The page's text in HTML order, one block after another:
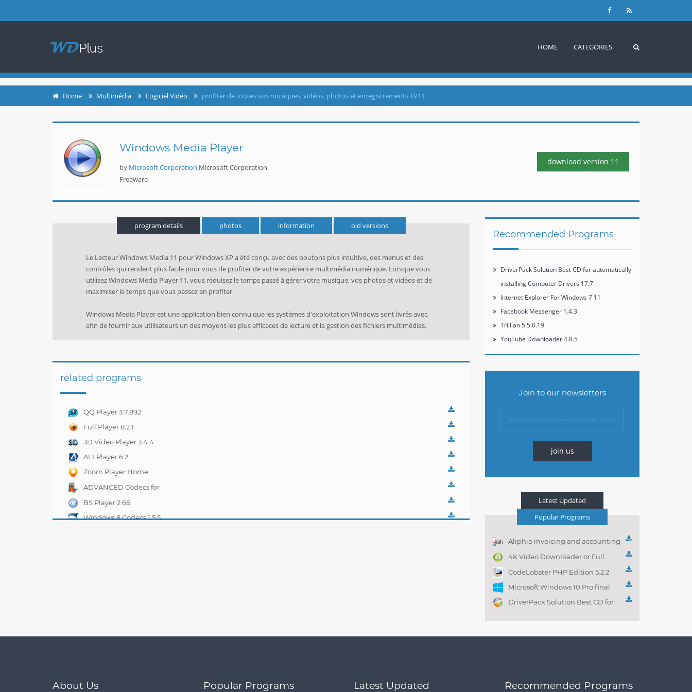
HOME CATEGORIES
Home Multimédia Logiciel Vidéo profiter de toutes vos musiques, vidéos, photos et enregistrements TV11
Windows Media Player
by Microsoft Corporation Microsoft Corporation
Freeware
download version 11
program details photos information old versions
Le Lecteur Windows Media 11 pour Windows XP a été conçu avec des boutons plus intuitive, des menus et des
contrôles qui rendent plus facile pour vous de profiter de votre expérience multimédia numérique. Lorsque vous
utilisez Windows Media Player 11, vous réduisez le temps passé à gérer votre musique, vos photos et vidéos et de
maximiser le temps que vous passez en profiter.
Windows Media Player est une application bien connu que les systèmes d'exploitation Windows sont livrés avec,
afin de fournir aux utilisateurs un des moyens les plus efficaces de lecture et la gestion des fichiers multimédias.
related programs
QQ Player 3.7.892
Full Player 8.2.1
3D Video Player 3.4.4
ALLPlayer 6.2
Zoom Player Home
ADVANCED Codecs for
Windows 7 and 8 7.4.1
BS.Player 2.66
Windows 8 Codecs 1.5.5
Recommended Programs
DriverPack Solution Best CD for automatically
installing Computer Drivers 17.7
Internet Explorer For Windows 7 11
Facebook Messenger 1.4.3
Trillian 5.5.0.19
YouTube Downloader 4.8.5
Join to our newsletters
join us
Latest Updated
Popular Programs
Aliphia invoicing and accounting
management 1.0.1
4K Video Downloader or Full
Playlist! 3.4.5.1525
CodeLobster PHP Edition 5.2.2
Microsoft Windows 10 Pro final
DriverPack Solution Best CD for
About Us Popular Programs Latest Updated Recommended Programs